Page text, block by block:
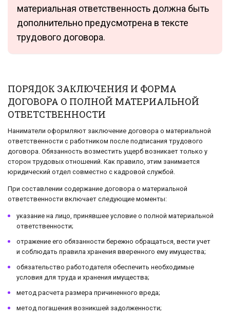
материальная ответственность должна быть
дополнительно предусмотрена в тексте
трудового договора.
ПОРЯДОК ЗАКЛЮЧЕНИЯ И ФОРМА
ДОГОВОРА О ПОЛНОЙ МАТЕРИАЛЬНОЙ
ОТВЕТСТВЕННОСТИ
Наниматели оформляют заключение договора о материальной
ответственности с работником после подписания трудового
договора. Обязанность возместить ущерб возникает только у
сторон трудовых отношений. Как правило, этим занимается
юридический отдел совместно с кадровой службой.
При составлении содержание договора о материальной
ответственности включает следующие моменты:
указание на лицо, принявшее условие о полной материальной
ответственности;
отражение его обязанности бережно обращаться, вести учет
и соблюдать правила хранения вверенного ему имущества;
обязательство работодателя обеспечить необходимые
условия для труда и хранения имущества;
метод расчета размера причиненного вреда;
метод погашения возникшей задолженности;